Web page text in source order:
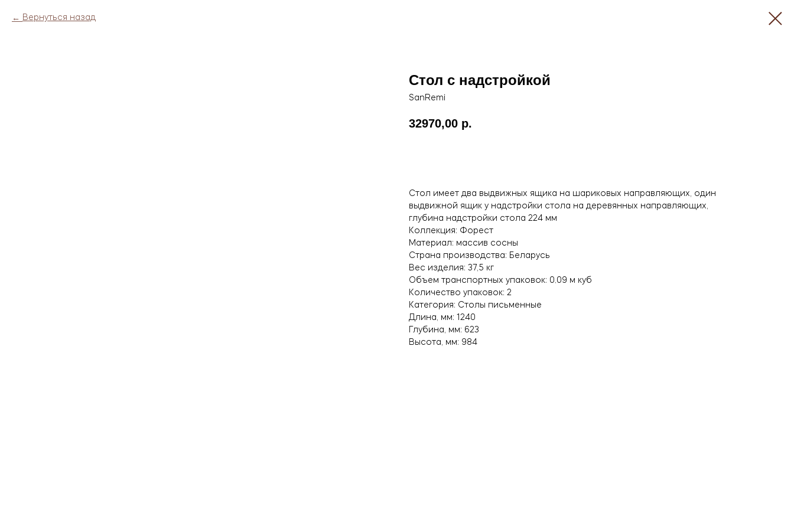
Вернуться назад
Стол с надстройкой
SanRemi
32970,00 р.
Стол имеет два выдвижных ящика на шариковых направляющих, один
выдвижной ящик у надстройки стола на деревянных направляющих,
глубина надстройки стола 224 мм
Коллекция: Форест
Материал: массив сосны
Страна производства: Беларусь
Вес изделия: 37,5 кг
Объем транспортных упаковок: 0.09 м куб
Количество упаковок: 2
Категория: Столы письменные
Длина, мм: 1240
Глубина, мм: 623
Высота, мм: 984